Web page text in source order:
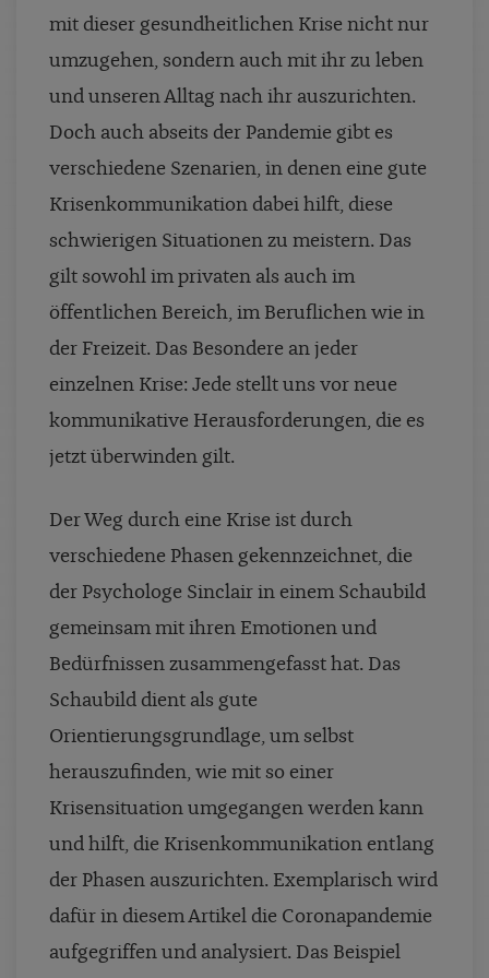
mit dieser gesundheitlichen Krise nicht nur
umzugehen, sondern auch mit ihr zu leben
und unseren Alltag nach ihr auszurichten.
Doch auch abseits der Pandemie gibt es
verschiedene Szenarien, in denen eine gute
Krisenkommunikation dabei hilft, diese
schwierigen Situationen zu meistern. Das
gilt sowohl im privaten als auch im
öffentlichen Bereich, im Beruflichen wie in
der Freizeit. Das Besondere an jeder
einzelnen Krise: Jede stellt uns vor neue
kommunikative Herausforderungen, die es
jetzt überwinden gilt.
Der Weg durch eine Krise ist durch
verschiedene Phasen gekennzeichnet, die
der Psychologe Sinclair in einem Schaubild
gemeinsam mit ihren Emotionen und
Bedürfnissen zusammengefasst hat. Das
Schaubild dient als gute
Orientierungsgrundlage, um selbst
herauszufinden, wie mit so einer
Krisensituation umgegangen werden kann
und hilft, die Krisenkommunikation entlang
der Phasen auszurichten. Exemplarisch wird
dafür in diesem Artikel die Coronapandemie
aufgegriffen und analysiert. Das Beispiel